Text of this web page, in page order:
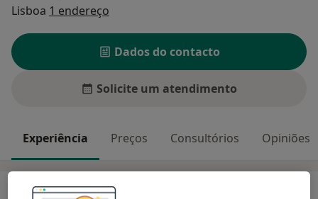
Lisboa 1 endereço
Dados do contacto
Solicite um atendimento
Experiência Preços Consultórios Opiniões
Experiência